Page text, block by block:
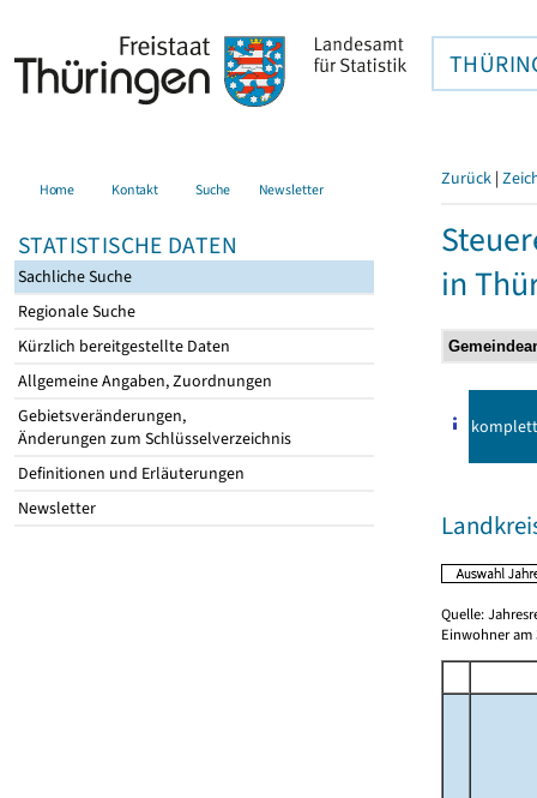
Home Kontakt Suche Newsletter
STATISTISCHE DATEN
Sachliche Suche
Regionale Suche
Kürzlich bereitgestellte Daten
Allgemeine Angaben, Zuordnungen
Gebietsveränderungen,
Änderungen zum Schlüsselverzeichnis
Definitionen und Erläuterungen
Newsletter
Zurück |
in
komplett
Quelle:
Einwohner am